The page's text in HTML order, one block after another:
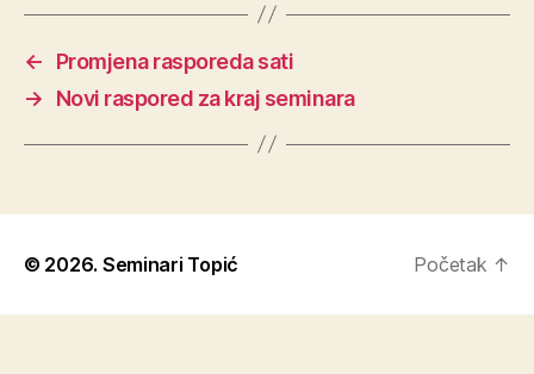
←
Promjena rasporeda sati
→
Novi raspored za kraj seminara
© 2026. Seminari Topić Početak ↑